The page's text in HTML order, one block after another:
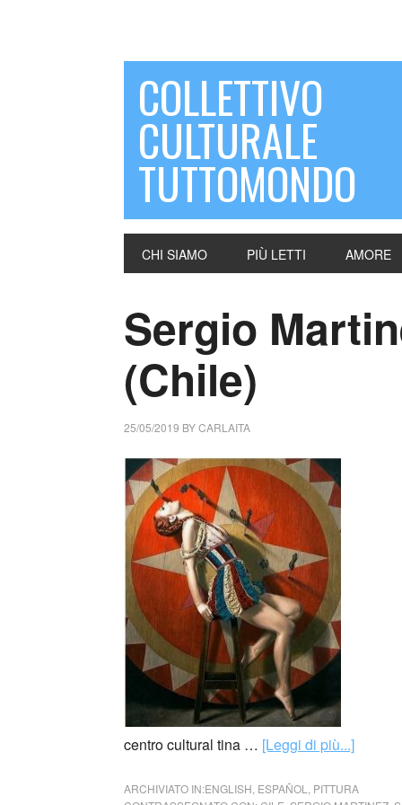
COLLETTIVO
CULTURALE
TUTTOMONDO
CHI SIAMO PIÙ LETTI AMORE
Sergio
(Chile)
25/05/2019 BYCARLAITA
centro cultural tina … [Leggi di più...]
ARCHIVIATO IN:ENGLISH ESPAÑOL
PITTURA